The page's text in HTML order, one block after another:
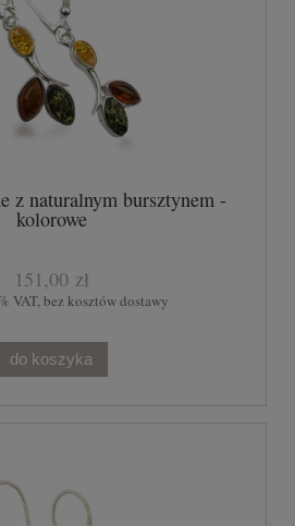
z naturalnym bursztynem -
kolorowe
151,00 zł
VAT, bez kosztów dostawy
do koszyka